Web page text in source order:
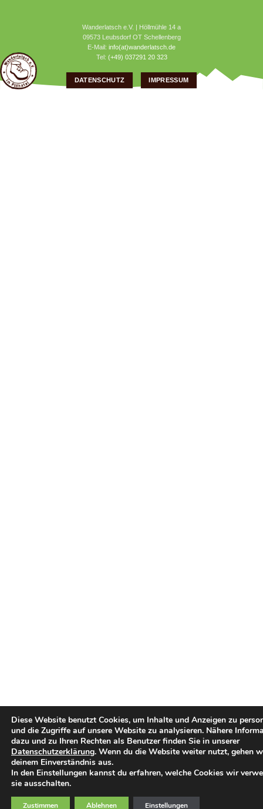
Wanderlatsch e.V. | Höllmühle 14 a
09573 Leubsdorf OT Schellenberg
E-Mail: info(at)wanderlatsch.de
Tel: (+49) 037291 20 323
DATENSCHUTZ IMPRESSUM
Diese Website benutzt Cookies, um Inhalte und Anzeigen zu
und die Zugriffe auf unsere Website zu analysieren. Nähere
dazu und zu Ihren Rechten als Benutzer finden Sie in unserer
Datenschutzerklärung. Wenn du die Website weiter nutzt, gehen
deinem Einverständnis aus.
In den Einstellungen kannst du erfahren, welche Cookies wir
sie ausschalten.
Zustimmen Ablehnen Einstellungen